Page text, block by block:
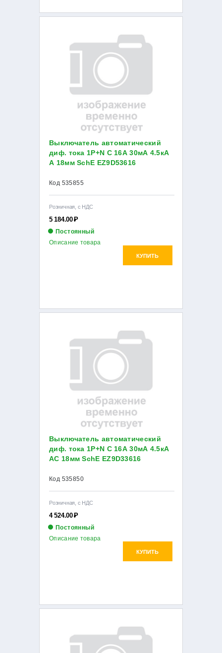
Выключатель автоматический
диф. тока 1P+N C 16А 30мА 4.5кА
A 18мм SchE EZ9D53616
Код 535855
Розничная, с НДС
5 184.00Р
Постоянный
КУПИТЬ
Описание товара
Выключатель автоматический
диф. тока 1P+N C 16А 30мА 4.5кА
AC 18мм SchE EZ9D33616
Код 535850
Розничная, с НДС
4 524.00Р
Постоянный
КУПИТЬ
Описание товара